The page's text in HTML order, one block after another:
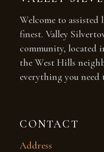
Welcome to
finest. Valley
community, located
the West Hills
everything you
CONTACT
Address